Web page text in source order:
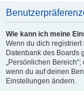
Wie kann ich meine
Wenn du dich
Datenbank des Boards
„Persönlichen
wenn du auf deinen
Einstellungen ändern.